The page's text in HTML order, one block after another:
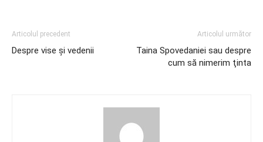
Articolul precedent
Despre vise și vedenii
Articolul următor
Taina Spovedaniei sau despre
cum să nimerim ţinta